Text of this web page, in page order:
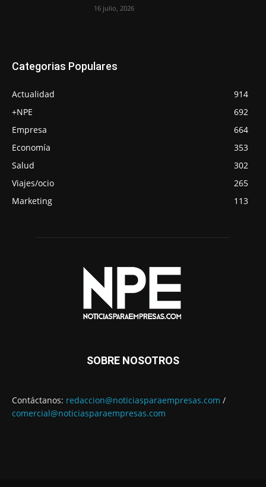
16 julio, 2026
Categorias Populares
Actualidad
914
+NPE
692
Empresa
664
Economía
353
Salud
302
Viajes/ocio
265
Marketing
113
SOBRE NOSOTROS
Contáctanos: redaccion@noticiasparaempresas.com /
comercial@noticiasparaempresas.com